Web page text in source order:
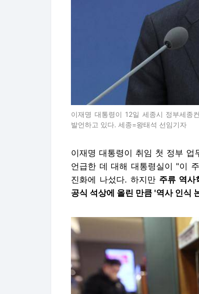
이재명 대통령이 12일 세종시 정부세종
발언하고 있다. 세종=왕태석 선임기자
이재명 대통령이 취임 첫 정부
언급한 데 대해 대통령실이 "이
진화에 나섰다. 하지만 주류 역사
공식 석상에 올린 만큼 '역사 인식